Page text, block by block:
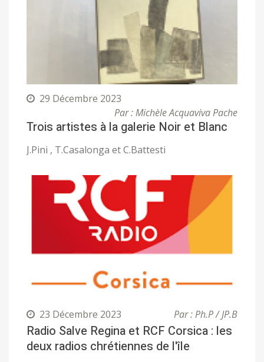
29 Décembre 2023
Par : Michèle Acquaviva Pache
Trois artistes à la galerie Noir et Blanc
J.Pini , T.Casalonga et C.Battesti
23 Décembre 2023 Par : Ph.P / JP.B
Radio Salve Regina et RCF Corsica : les
deux radios chrétiennes de l'île